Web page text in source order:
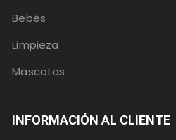
Bebés
Limpieza
Mascotas
INFORMACIÓN AL CLIENTE